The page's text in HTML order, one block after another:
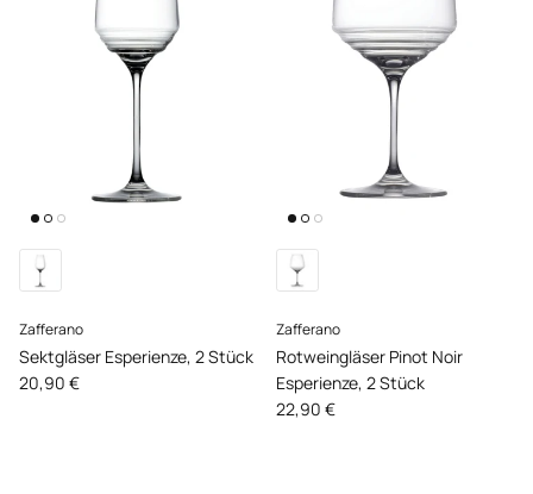
Zafferano
Sektgläser Esperienze, 2 Stück
Normaler Preis
20,90 €
Zafferano
Rotweingläser Pinot Noir
Esperienze, 2 Stück
Normaler Preis
22,90 €